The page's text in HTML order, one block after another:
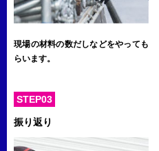
現場の材料の数だしなどをやっても
らいます。
STEP03
振り返り